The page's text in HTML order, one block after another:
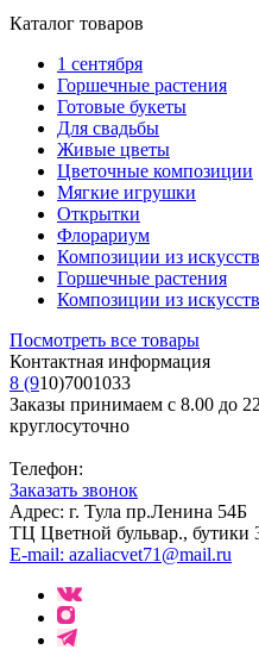
Каталог товаров
1 сентября
Горшечные растения
Готовые букеты
Для свадьбы
Живые цветы
Цветочные композиции
Мягкие игрушки
Открытки
Флорариум
Композиции из
Горшечные растения
Композиции из
Посмотреть все товары
Контактная информация
8 (910)7001033
Заказы принимаем с 8.00 до
круглосуточно
Телефон:
Заказать звонок
Адрес: г. Тула пр.Ленина 54Б
ТЦ Цветной бульвар., бутики
E-mail: azaliacvet71@mail.ru